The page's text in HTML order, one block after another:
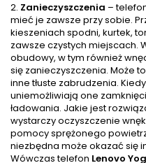
2. Zanieczyszczenia –
mieć je zawsze przy sobie.
kieszeniach spodni, kurtek,
zawsze czystych miejscach.
obudowy, w tym również
się zanieczyszczenia. Może
inne tłuste zabrudzenia.
uniemożliwiają one
ładowania. Jakie jest
wystarczy oczyszczenie
pomocy sprężonego
niezbędna może okazać się
Wówczas telefon Lenovo